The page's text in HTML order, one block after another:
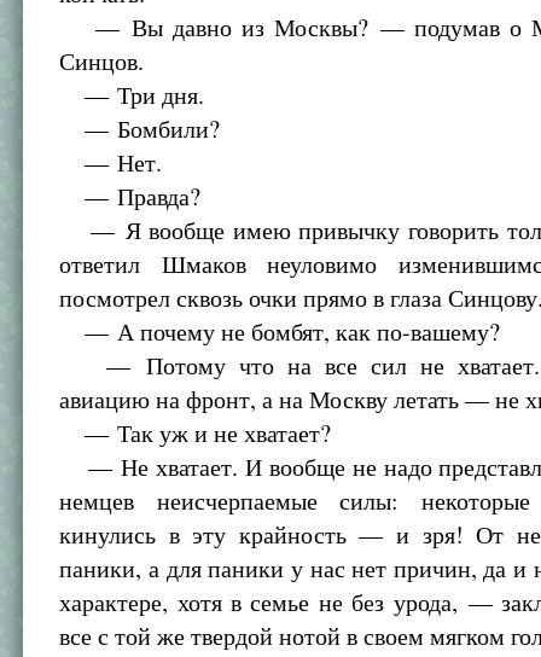
— Вы давно из Москвы? — подумав о
Синцов.
— Три дня.
— Бомбили?
— Нет.
— Правда?
— Я вообще имею привычку говорить
ответил Шмаков неуловимо
посмотрел сквозь очки прямо в глаза
— А почему не бомбят, как по-вашему?
— Потому что на все сил не
авиацию на фронт, а на Москву летать — не
— Так уж и не хватает?
— Не хватает. И вообще не надо
немцев неисчерпаемые силы:
кинулись в эту крайность — и зря! От
паники, а для паники у нас нет причин, да и
характере, хотя в семье не без урода, —
все с той же твердой нотой в своем мягком